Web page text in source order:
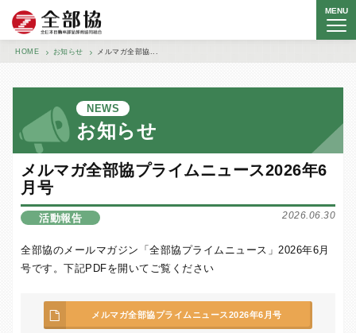
MENU
全日本自動車部品卸商協同組合
HOME お知らせ メルマガ全部協...
NEWS
お知らせ
メルマガ全部協プライムニュース2026年6
月号
2026.06.30
活動報告
全部協のメールマガジン「全部協プライムニュース」2026年6月
号です。下記PDFを開いてご覧ください
メルマガ全部協プライムニュース2026年6月号